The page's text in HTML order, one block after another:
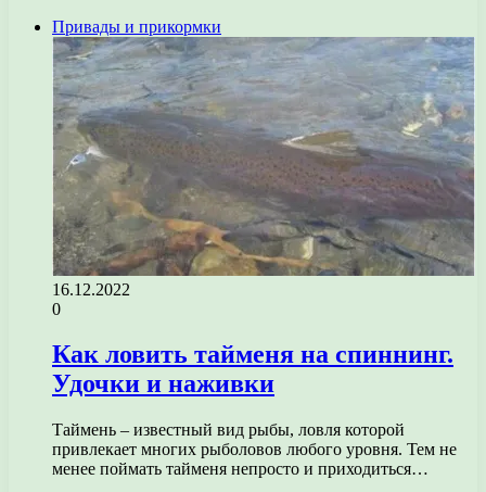
Привады и прикормки
16.12.2022
0
Как ловить тайменя на спиннинг.
Удочки и наживки
Таймень – известный вид рыбы, ловля которой
привлекает многих рыболовов любого уровня. Тем не
менее поймать тайменя непросто и приходиться…